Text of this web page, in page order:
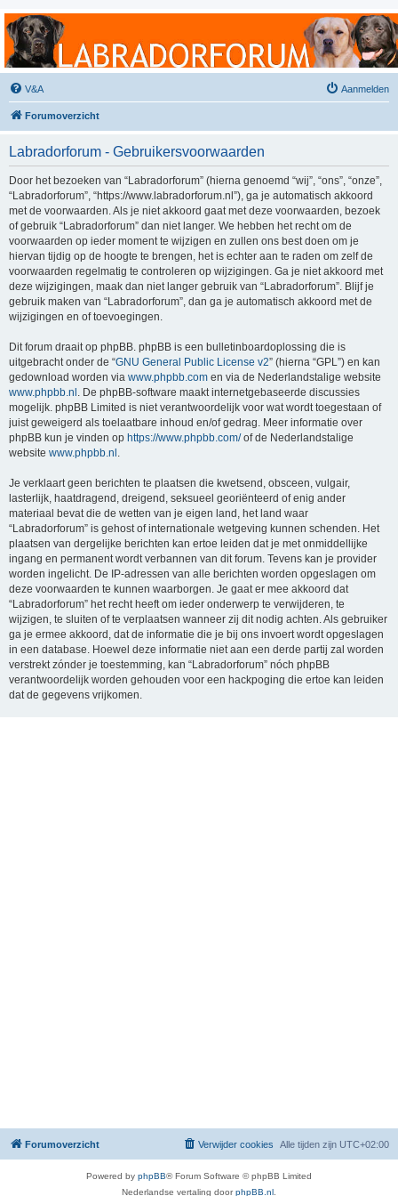
Labradorforum
Het gezelligste Labradorforum van Nederland en België!
V&A Aanmelden
Forumoverzicht
Labradorforum - Gebruikersvoorwaarden
Door het bezoeken van “Labradorforum” (hierna genoemd “wij”, “ons”, “onze”,
“Labradorforum”, “https://www.labradorforum.nl”), ga je automatisch akkoord
met de voorwaarden. Als je niet akkoord gaat met deze voorwaarden, bezoek
of gebruik “Labradorforum” dan niet langer. We hebben het recht om de
voorwaarden op ieder moment te wijzigen en zullen ons best doen om je
hiervan tijdig op de hoogte te brengen, het is echter aan te raden om zelf de
voorwaarden regelmatig te controleren op wijzigingen. Ga je niet akkoord met
deze wijzigingen, maak dan niet langer gebruik van “Labradorforum”. Blijf je
gebruik maken van “Labradorforum”, dan ga je automatisch akkoord met de
wijzigingen en of toevoegingen.
Dit forum draait op phpBB. phpBB is een bulletinboardoplossing die is
uitgebracht onder de “GNU General Public License v2” (hierna “GPL”) en kan
gedownload worden via www.phpbb.com en via de Nederlandstalige website
www.phpbb.nl . De phpBB-software maakt internetgebaseerde discussies
mogelijk. phpBB Limited is niet verantwoordelijk voor wat wordt toegestaan of
juist geweigerd als toelaatbare inhoud en/of gedrag. Meer informatie over
phpBB kun je vinden op https://www.phpbb.com/of de Nederlandstalige
website www.phpbb.nl
Je verklaart geen berichten te plaatsen die kwetsend, obsceen, vulgair,
lasterlijk, haatdragend, dreigend, seksueel georiënteerd of enig ander
materiaal bevat die de wetten van je eigen land, het land waar
“Labradorforum” is gehost of internationale wetgeving kunnen schenden. Het
plaatsen van dergelijke berichten kan ertoe leiden dat je met onmiddellijke
ingang en permanent wordt verbannen van dit forum. Tevens kan je provider
worden ingelicht. De IP-adressen van alle berichten worden opgeslagen om
deze voorwaarden te kunnen waarborgen. Je gaat er mee akkoord dat
“Labradorforum” het recht heeft om ieder onderwerp te verwijderen, te
wijzigen, te sluiten of te verplaatsen wanneer zij dit nodig achten. Als gebruiker
ga je ermee akkoord, dat de informatie die je bij ons invoert wordt opgeslagen
in een database. Hoewel deze informatie niet aan een derde partij zal worden
verstrekt zónder je toestemming, kan “Labradorforum” nóch phpBB
verantwoordelijk worden gehouden voor een hackpoging die ertoe kan leiden
dat de gegevens vrijkomen.
Forumoverzicht Alle tijden zijn UTC+02:00
Verwijder cookies
Powered by phpBB® Forum Software © phpBB Limited
Nederlandse vertaling doorphpBB.nl